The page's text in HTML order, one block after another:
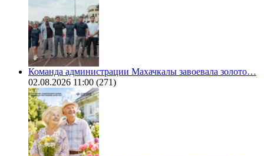
Команда администрации Махачкалы завоевала золото…
02.08.2026 11:00 (271)